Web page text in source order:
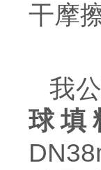
干摩
我
球填